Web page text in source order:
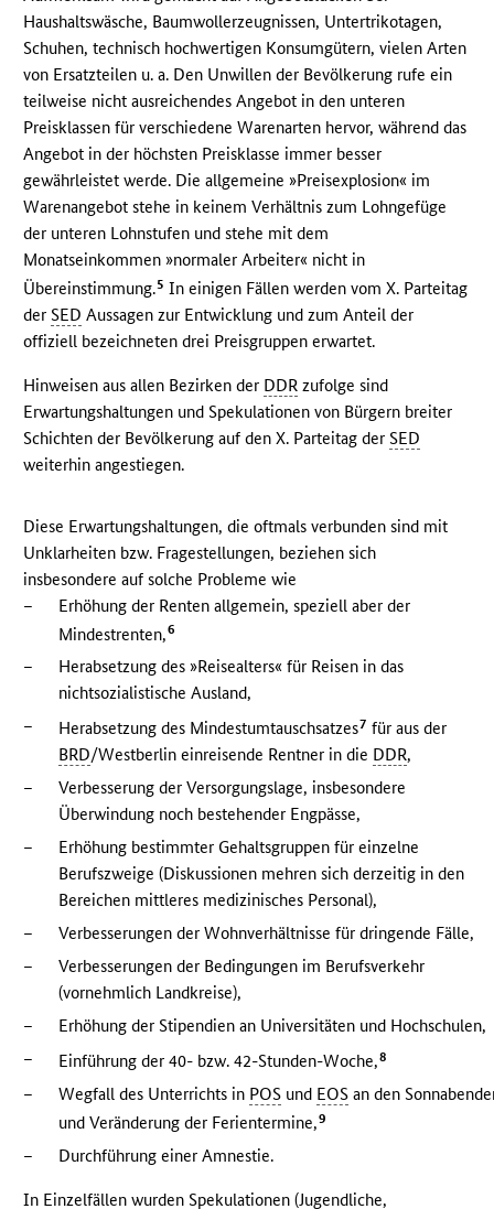
Haushaltswäsche, Baumwollerzeugnissen, Untertrikotagen,
Schuhen, technisch hochwertigen Konsumgütern, vielen Arten
von Ersatzteilen u. a. Den Unwillen der Bevölkerung rufe ein
teilweise nicht ausreichendes Angebot in den unteren
Preisklassen für verschiedene Warenarten hervor, während das
Angebot in der höchsten Preisklasse immer besser
gewährleistet werde. Die allgemeine »Preisexplosion« im
Warenangebot stehe in keinem Verhältnis zum Lohngefüge
der unteren Lohnstufen und stehe mit dem
Monatseinkommen »normaler Arbeiter« nicht in
Übereinstimmung.5 In einigen Fällen werden vom X. Parteitag
derSED Aussagen zur Entwicklung und zum Anteil der
offiziell bezeichneten drei Preisgruppen erwartet.
Hinweisen aus allen Bezirken der DDR zufolge sind
Erwartungshaltungen und Spekulationen von Bürgern breiter
Schichten der Bevölkerung auf den X. Parteitag derSED
weiterhin angestiegen.
Diese Erwartungshaltungen, die oftmals verbunden sind mit
Unklarheiten bzw. Fragestellungen, beziehen sich
insbesondere auf solche Probleme wie
–
Erhöhung der Renten allgemein, speziell aber der
Mindestrenten,6
–
Herabsetzung des »Reisealters« für Reisen in das
nichtsozialistische Ausland,
–
Herabsetzung des Mindestumtauschsatzes7 für aus der
BRD/Westberlin einreisende Rentner in die DDR,
–
Verbesserung der Versorgungslage, insbesondere
Überwindung noch bestehender Engpässe,
–
Erhöhung bestimmter Gehaltsgruppen für einzelne
Berufszweige (Diskussionen mehren sich derzeitig in den
Bereichen mittleres medizinisches Personal),
–
Verbesserungen der Wohnverhältnisse für dringende Fälle,
–
Verbesserungen der Bedingungen im Berufsverkehr
(vornehmlich Landkreise),
–
Erhöhung der Stipendien an Universitäten und Hochschulen,
–
Einführung der 40- bzw. 42-Stunden-Woche,8
– Wegfall des Unterrichts in POS und EOS an den
und Veränderung der Ferientermine,9
– Durchführung einer Amnestie.
In Einzelfällen wurden Spekulationen (Jugendliche,